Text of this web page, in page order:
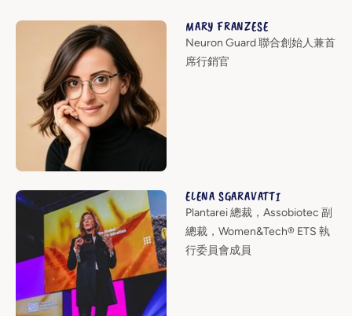
MARY FRANZESE
Neuron Guard 聯合創始人兼首
席行銷官
ELENA SGARAVATTI
Plantarei 總裁，Assobiotec 副
總裁，Women&Tech® ETS 執
行委員會成員